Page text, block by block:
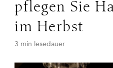
pflegen Sie
im Herbst
3 min lesedauer